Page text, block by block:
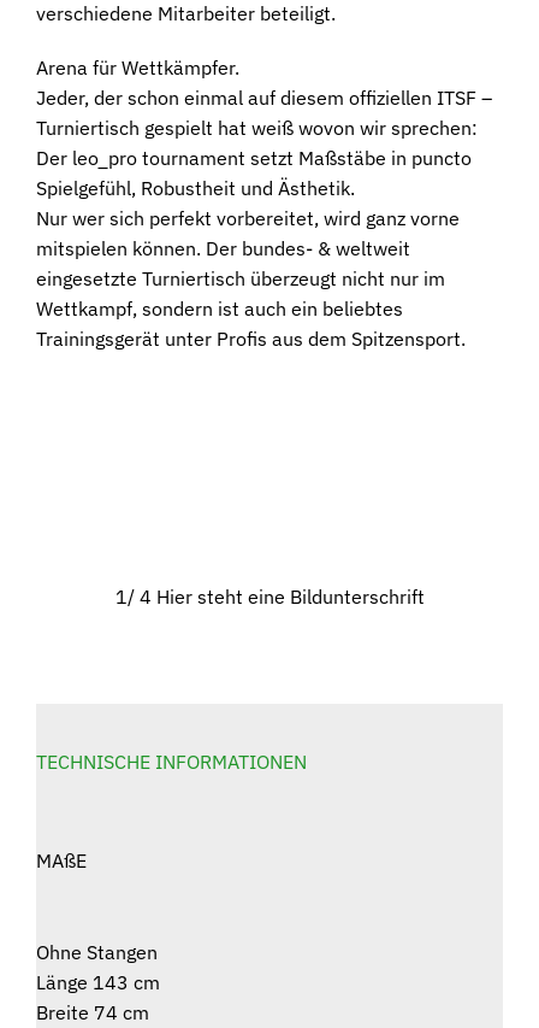
verschiedene Mitarbeiter beteiligt.
Arena für Wettkämpfer.
Jeder, der schon einmal auf diesem offiziellen ITSF –
Turniertisch gespielt hat weiß wovon wir sprechen:
Der leo_pro tournament setzt Maßstäbe in puncto
Spielgefühl, Robustheit und Ästhetik.
Nur wer sich perfekt vorbereitet, wird ganz vorne
mitspielen können. Der bundes- & weltweit
eingesetzte Turniertisch überzeugt nicht nur im
Wettkampf, sondern ist auch ein beliebtes
Trainingsgerät unter Profis aus dem Spitzensport.
1/ 4 Hier steht eine Bildunterschrift
TECHNISCHE INFORMATIONEN
MAßE
Ohne Stangen
Länge 143 cm
Breite 74 cm